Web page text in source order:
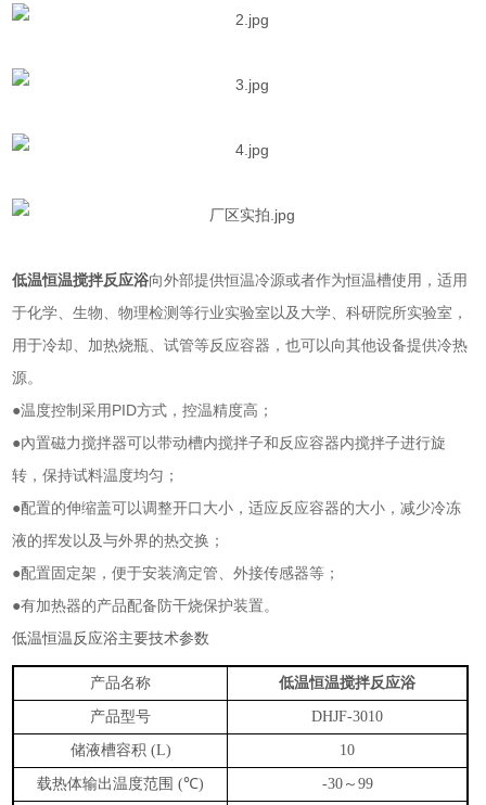
低温恒温搅拌反应浴向外部提供恒温冷源或者作为恒温槽使用，适用
于化学、生物、物理检测等行业实验室以及大学、科研院所实验室，
用于冷却、加热烧瓶、试管等反应容器，也可以向其他设备提供冷热
源。
●温度控制采用PID方式，控温精度高；
●內置磁力搅拌器可以带动槽内搅拌子和反应容器内搅拌子进行旋
转，保持试料温度均匀；
●配置的伸缩盖可以调整开口大小，适应反应容器的大小，减少冷冻
液的挥发以及与外界的热交换；
●配置固定架，便于安装滴定管、外接传感器等；
●有加热器的产品配备防干烧保护装置。
低温恒温反应浴主要技术参数
产品名称
低温恒温搅拌反应浴
产品型号
DHJF-3010
储液槽容积 (L) 10
载热体输出温度范围 (℃) -30～ 99